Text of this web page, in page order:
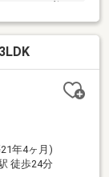
宙を舞うよう
、抜群の採光
ら連続する広
る特別なサン
の中に知性と
光、その圧倒
こにあります
年4ヶ月)
徒歩24分